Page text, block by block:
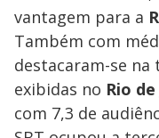
vantagem para a
Também com
destacaram-se na
exibidas no Rio
com 7,3 de